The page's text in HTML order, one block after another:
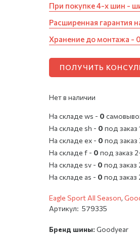
При покупке 4-х шин -
Расширенная гарантия
Хранение до монтажа -
ПОЛУЧИТЬ
Нет в наличии
На складе ws - 0
На складе sh - 0 под заказ
На складе ex - 0 под заказ
На складе f - 0 под заказ
На складе sv - 0 под заказ
На складе as - 0 под заказ
Eagle Sport All Season,
Артикул:579335
Бренд шины:Goodyear